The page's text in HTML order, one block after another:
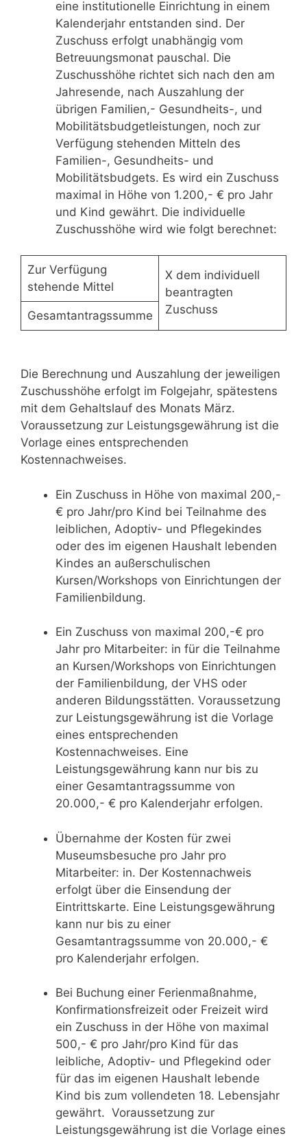
eine institutionelle Einrichtung in einem
Kalenderjahr entstanden sind. Der
Zuschuss erfolgt unabhängig vom
Betreuungsmonat pauschal. Die
Zuschusshöhe richtet sich nach den am
Jahresende, nach Auszahlung der
übrigen Familien,- Gesundheits-, und
Mobilitätsbudgetleistungen, noch zur
Verfügung stehenden Mitteln des
Familien-, Gesundheits- und
Mobilitätsbudgets. Es wird ein Zuschuss
maximal in Höhe von 1.200,- € pro Jahr
und Kind gewährt. Die individuelle
Zuschusshöhe wird wie folgt berechnet:
Zur Verfügung
stehende Mittel
X dem individuell
beantragten
Zuschuss
Gesamtantragssumme
Die Berechnung und Auszahlung der jeweiligen
Zuschusshöhe erfolgt im Folgejahr, spätestens
mit dem Gehaltslauf des Monats März.
Voraussetzung zur Leistungsgewährung ist die
Vorlage eines entsprechenden
Kostennachweises.
Ein Zuschuss in Höhe von maximal 200,-
€ pro Jahr/pro Kind bei Teilnahme des
leiblichen, Adoptiv- und Pflegekindes
oder des im eigenen Haushalt lebenden
Kindes an außerschulischen
Kursen/Workshops von Einrichtungen der
Familienbildung.
Ein Zuschuss von maximal 200,-€ pro
Jahr pro Mitarbeiter: in für die Teilnahme
an Kursen/Workshops von Einrichtungen
der Familienbildung, der VHS oder
anderen Bildungsstätten. Voraussetzung
zur Leistungsgewährung ist die Vorlage
eines entsprechenden
Kostennachweises. Eine
Leistungsgewährung kann nur bis zu
einer Gesamtantragssumme von
20.000,- € pro Kalenderjahr erfolgen.
Übernahme der Kosten für zwei
Museumsbesuche pro Jahr pro
Mitarbeiter: in. Der Kostennachweis
erfolgt über die Einsendung der
Eintrittskarte. Eine Leistungsgewährung
kann nur bis zu einer
Gesamtantragssumme von 20.000,- €
pro Kalenderjahr erfolgen.
Bei Buchung einer Ferienmaßnahme,
Konfirmationsfreizeit oder Freizeit wird
ein Zuschuss in der Höhe von maximal
500,- € pro Jahr/pro Kind für das
leibliche, Adoptiv- und Pflegekind oder
für das im eigenen Haushalt lebende
Kind bis zum vollendeten 18. Lebensjahr
gewährt. Voraussetzung zur
Leistungsgewährung ist die Vorlage eines